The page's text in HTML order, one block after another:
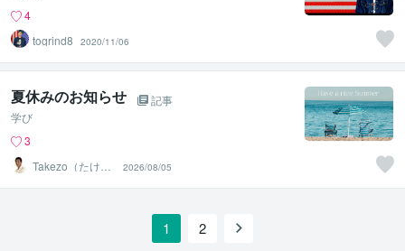
4
togrind8
2020/11/06
夏休みのお知らせ
記事
学び
3
Takezo（たけぞ
2026/08/05
1 2